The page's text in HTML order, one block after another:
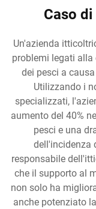
Caso
Un'azienda
problemi legati alla
dei pesci a
Utilizzando i
specializzati,
aumento del 40%
pesci e una
dell'incidenza
responsabile
che il supporto al
non solo ha
anche potenziato